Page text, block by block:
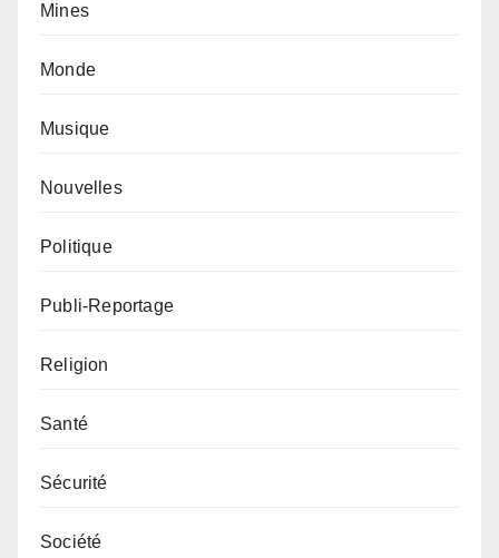
Mines
Monde
Musique
Nouvelles
Politique
Publi-Reportage
Religion
Santé
Sécurité
Société